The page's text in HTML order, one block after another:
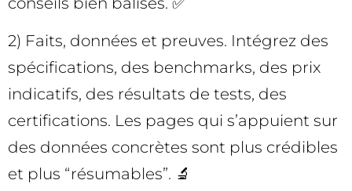
2) Faits, données et preuves. Intégrez des
spécifications, des benchmarks, des prix
indicatifs, des résultats de tests, des
certifications. Les pages qui s’appuient sur
des données concrètes sont plus crédibles
et plus “résumables”. 🔬